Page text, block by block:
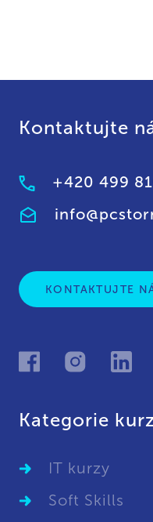
Kontaktujte
+420 499
KONTAKTUJTE
Kategorie
IT kurzy
Soft Skills